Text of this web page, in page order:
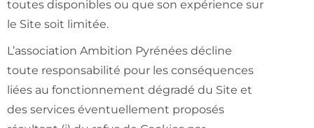
toutes disponibles ou que son expérience sur
le Site soit limitée.
L’association Ambition Pyrénées décline
toute responsabilité pour les conséquences
liées au fonctionnement dégradé du Site et
des services éventuellement proposés